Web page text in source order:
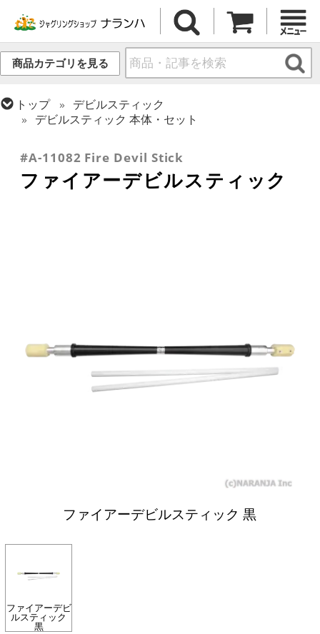
商品カテゴリを見る
トップ
デビルスティック
デビルスティック 本体・セット
#A-11082 Fire Devil Stick
ファイアーデビルスティック
ファイアーデビルスティック 黒
ファイアーデビ
ルスティック
黒